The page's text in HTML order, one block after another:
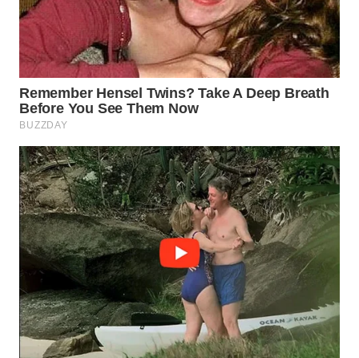
KARO
WN
SIMALUNGUN
WN
LABUHANBATU
WN
TAPANULI
TENGAH
WN DELI
SERDANG
WN
TEBING
TINGGI